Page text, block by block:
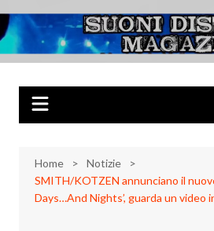
al
contenuto
Musica Rock, Metal, Punk e varie sonorità
Home
Notizie
SMITH/KOTZEN annunciano il
Days…And Nights’, guarda un video